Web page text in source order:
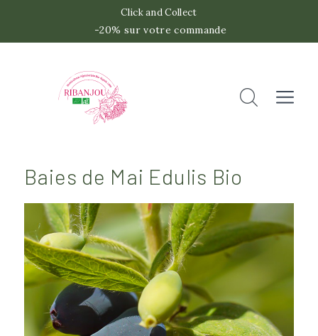
Click and Collect
-20% sur votre commande
Baies de Mai Edulis Bio